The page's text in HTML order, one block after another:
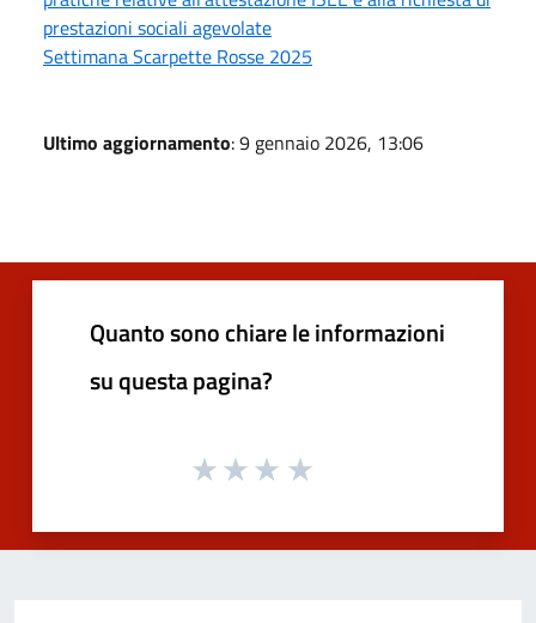
prestazioni sociali agevolate
Settimana Scarpette Rosse 2025
Ultimo aggiornamento: 9 gennaio 2026, 13:06
Quanto sono chiare le informazioni
su questa pagina?